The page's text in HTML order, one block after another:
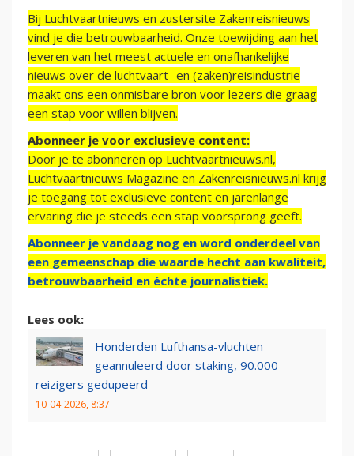
Bij Luchtvaartnieuws en zustersite Zakenreisnieuws
vind je die betrouwbaarheid. Onze toewijding aan het
leveren van het meest actuele en onafhankelijke
nieuws over de luchtvaart- en (zaken)reisindustrie
maakt ons een onmisbare bron voor lezers die graag
een stap voor willen blijven.
Abonneer je voor exclusieve content:
Door je te abonneren op Luchtvaartnieuws.nl,
Luchtvaartnieuws Magazine en Zakenreisnieuws.nl krijg
je toegang tot exclusieve content en jarenlange
ervaring die je steeds een stap voorsprong geeft.
Abonneer je vandaag nog en word onderdeel van
een gemeenschap die waarde hecht aan kwaliteit,
betrouwbaarheid en échte journalistiek.
Lees ook:
Honderden Lufthansa-vluchten
geannuleerd door staking, 90.000
reizigers gedupeerd
10-04-2026, 8:37